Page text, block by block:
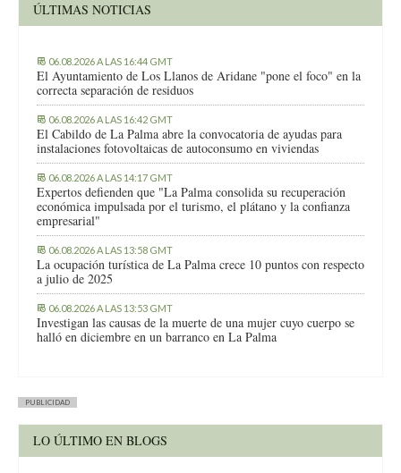
ÚLTIMAS NOTICIAS
06.08.2026 A LAS 16:44 GMT
El Ayuntamiento de Los Llanos de Aridane "pone el foco" en la
correcta separación de residuos
06.08.2026 A LAS 16:42 GMT
El Cabildo de La Palma abre la convocatoria de ayudas para
instalaciones fotovoltaicas de autoconsumo en viviendas
06.08.2026 A LAS 14:17 GMT
Expertos defienden que "La Palma consolida su recuperación
económica impulsada por el turismo, el plátano y la confianza
empresarial"
06.08.2026 A LAS 13:58 GMT
La ocupación turística de La Palma crece 10 puntos con respecto
a julio de 2025
06.08.2026 A LAS 13:53 GMT
Investigan las causas de la muerte de una mujer cuyo cuerpo se
halló en diciembre en un barranco en La Palma
PUBLICIDAD
LO ÚLTIMO EN BLOGS